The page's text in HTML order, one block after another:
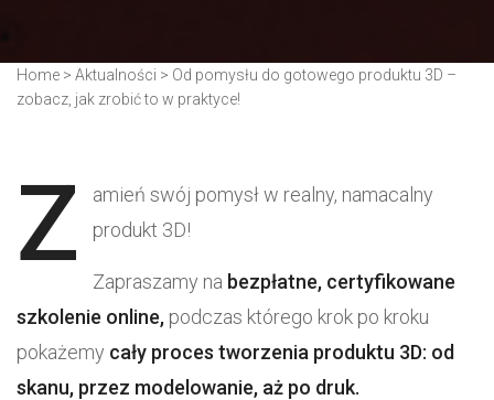
Home > Aktualności > Od pomysłu do gotowego produktu 3D –
zobacz, jak zrobić to w praktyce!
Z
amień swój pomysł w realny, namacalny
produkt 3D!
Zapraszamy na bezpłatne, certyfikowane
szkolenie online, podczas którego krok po kroku
pokażemy cały proces tworzenia produktu 3D: od
skanu, przez modelowanie, aż po druk.